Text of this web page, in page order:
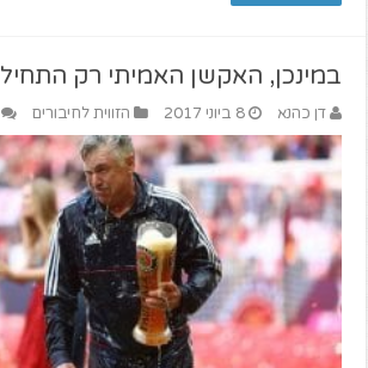
במינכן, האקשן האמיתי רק התחיל
דן כהנא 8 ביוני 2017 הזווית לחיבורים